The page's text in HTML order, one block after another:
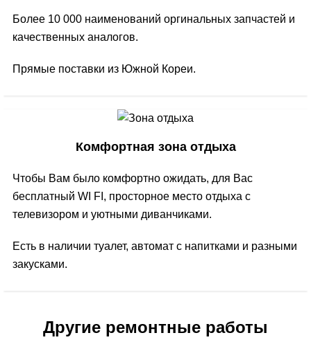
Более 10 000 наименований оргинальных запчастей и
качественных аналогов.
Прямые поставки из Южной Кореи.
Комфортная зона отдыха
Чтобы Вам было комфортно ожидать, для Вас
бесплатный WI FI, просторное место отдыха с
телевизором и уютными диванчиками.
Есть в наличии туалет, автомат с напитками и разными
закусками.
Другие ремонтные работы